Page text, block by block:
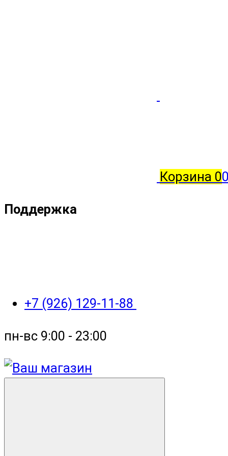
Корзина 0
Поддержка
+7 (926) 129-11-88
пн-вс 9:00 - 23:00